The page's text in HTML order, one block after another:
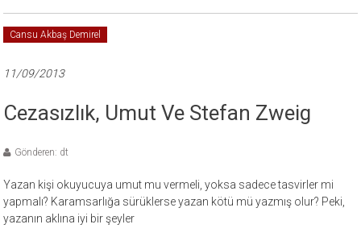
Cansu Akbaş Demirel
11/09/2013
Cezasızlık, Umut Ve Stefan Zweig
Gönderen: dt
Yazan kişi okuyucuya umut mu vermeli, yoksa sadece tasvirler mi
yapmalı? Karamsarlığa sürüklerse yazan kötü mü yazmış olur? Peki,
yazanın aklına iyi bir şeyler